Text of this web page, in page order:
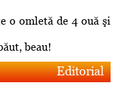
o omletă de 4 ouă şi
beau!
Editorial